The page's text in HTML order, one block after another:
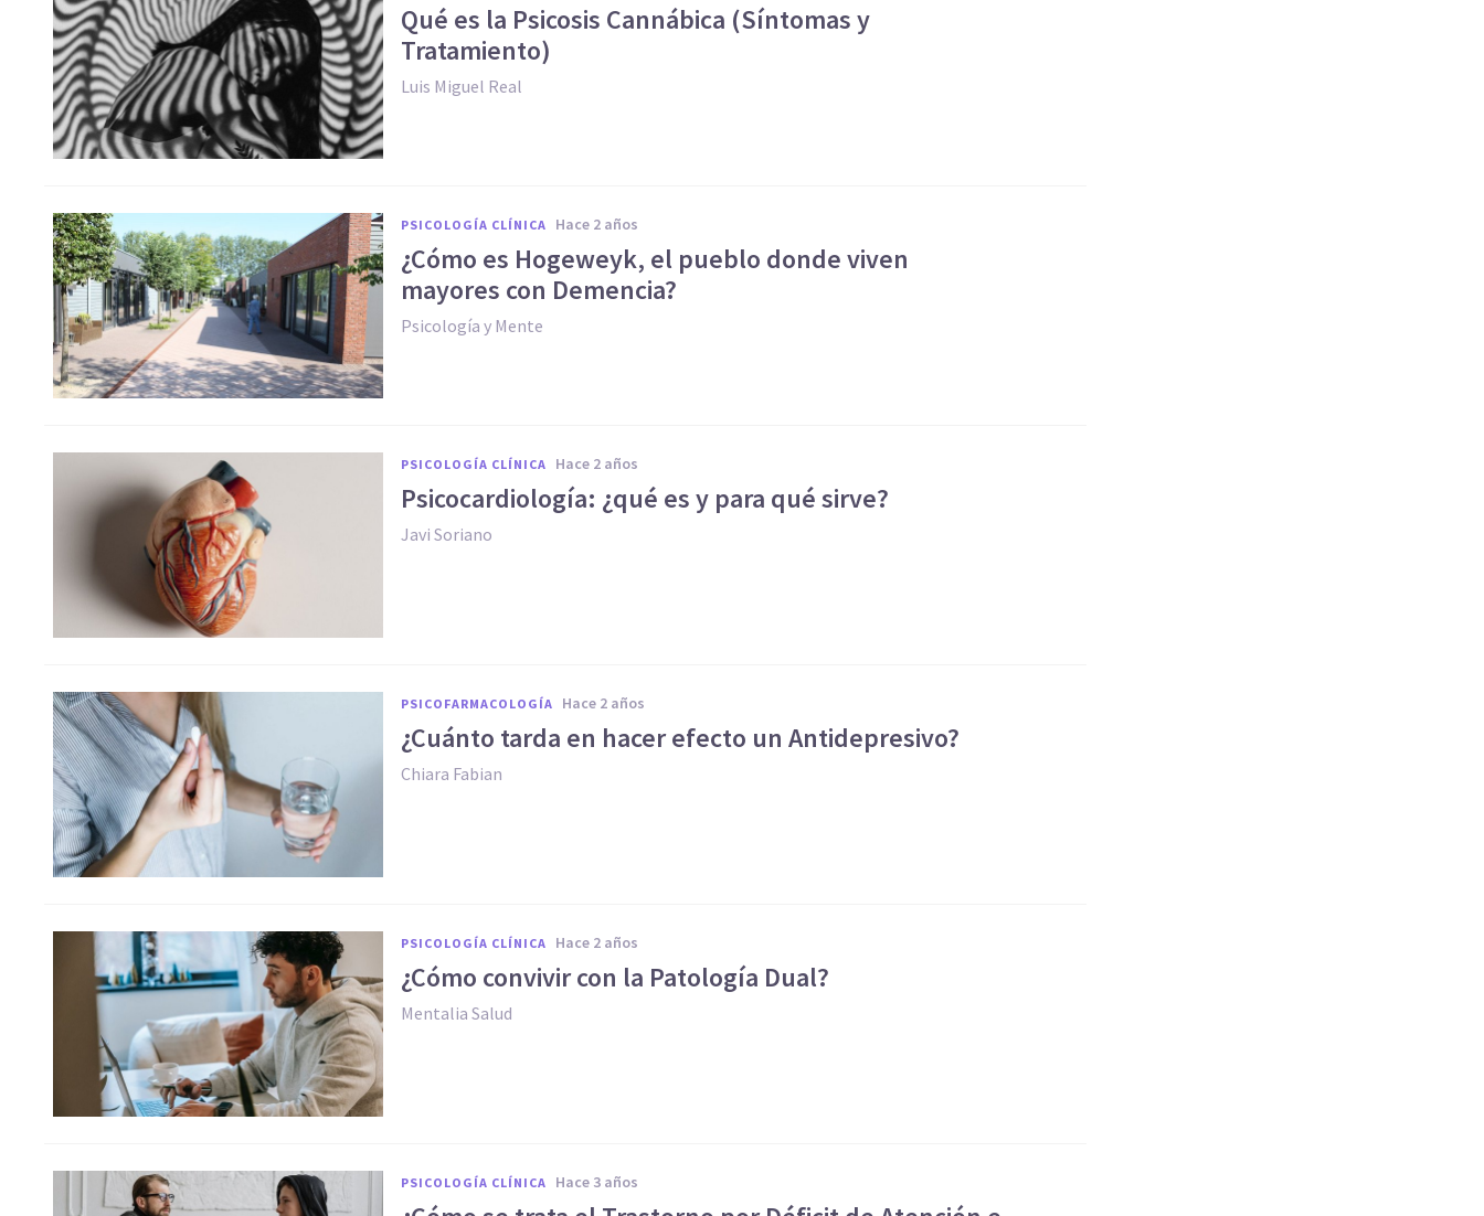
Qué es la Psicosis Cannábica (Síntomas y
Tratamiento)
Luis Miguel Real
PSICOLOGÍA CLÍNICA hace 2 años
¿Cómo es Hogeweyk, el pueblo donde viven
mayores con Demencia?
Psicología y Mente
PSICOLOGÍA CLÍNICA hace 2 años
Psicocardiología: ¿qué es y para qué sirve?
Javi Soriano
PSICOFARMACOLOGÍA hace 2 años
¿Cuánto tarda en hacer efecto un Antidepresivo?
Chiara Fabian
PSICOLOGÍA CLÍNICA hace 2 años
¿Cómo convivir con la Patología Dual?
Mentalia Salud
PSICOLOGÍA CLÍNICA hace 3 años